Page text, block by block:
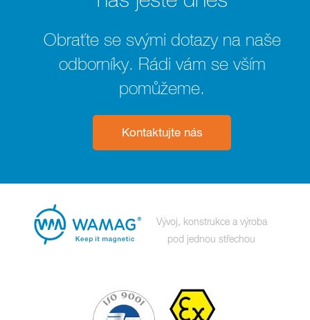
Obraťte se svými dotazy na naše
odborníky. Rádi vám se vším
pomůžeme.
Kontaktujte nás
Vývoj, konstrukce a výroba
pod jednou střechou